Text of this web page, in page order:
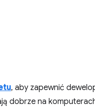
, aby zapewnić
dobrze na